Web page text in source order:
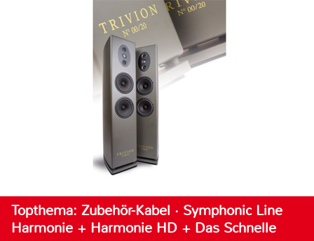
Topthema: Zubehör-Kabel · Symphonic Line
Harmonie + Harmonie HD + Das Schnelle